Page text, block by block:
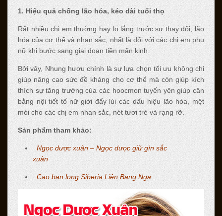
1. Hiệu quả chống lão hóa, kéo dài tuổi thọ
Rất nhiều chị em thường hay lo lắng trước sự thay đổi, lão
hóa của cơ thể và nhan sắc, nhất là đối với các chị em phụ
nữ khi bước sang giai đoạn tiền mãn kinh.
Bởi vây, Nhung hươu chính là sự lựa chọn tối ưu không chỉ
giúp nâng cao sức đề kháng cho cơ thể mà còn giúp kích
thích sự tăng trưởng của các hoocmon tuyến yên giúp cân
bằng nội tiết tố nữ giới đẩy lùi các dấu hiệu lão hóa, mệt
mỏi cho các chị em nhan sắc, nét tươi trẻ và rạng rỡ.
Sản phẩm tham khảo:
Ngọc dược xuân – Ngọc dược giữ gìn sắc
xuân
Cao ban long Siberia Liên Bang Nga